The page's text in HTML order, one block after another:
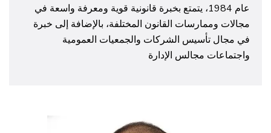
عام 1984، يتمتع بخبرة قانونية قوية ومعرفة واسعة في
مجالات وممارسات القانون المختلفة، بالإضافة إلى خبرة
في مجال تأسيس الشركات والجمعيات العمومية
واجتماعات مجالس الإدارة